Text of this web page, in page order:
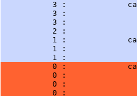
3 :
3 :
3 :
2 :
1 :
1 :
1 :
0 :
0 :
0 :
0 :